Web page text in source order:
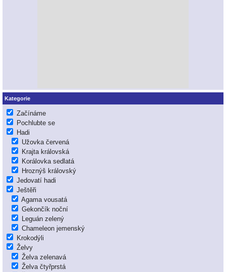
Kategorie
Začínáme
Pochlubte se
Hadi
Užovka červená
Krajta královská
Korálovka sedlatá
Hroznýš královský
Jedovatí hadi
Ještěři
Agama vousatá
Gekončík noční
Leguán zelený
Chameleon jemenský
Krokodýli
Želvy
Želva zelenavá
Želva čtyřprstá